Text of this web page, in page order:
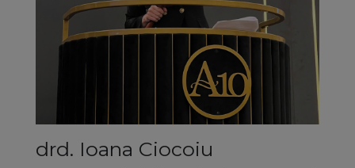
drd. Ioana Ciocoiu